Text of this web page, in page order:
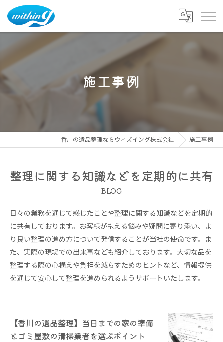
施工事例
香川の遺品整理ならウィズイング株式会社 施工事例
整理に関する知識などを定期的に共有
BLOG
日々の業務を通じて感じたことや整理に関する知識などを定期的
に共有しております。お客様が抱える悩みや疑問に寄り添い、よ
り良い整理の進め方について発信することが当社の使命です。ま
た、実際の現場での出来事なども紹介しております。大切な品を
整理する際の心構えや負担を減らすためのヒントなど、情報提供
を通じて安心して整理を進められるようサポートいたします。
【香川の遺品整理】当日までの家の準備
とゴミ屋敷の清掃業者を選ぶポイント